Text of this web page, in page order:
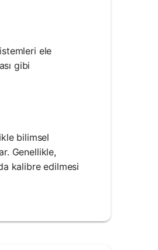
ele
gibi
bilimsel
Genellikle,
kalibre edilmesi